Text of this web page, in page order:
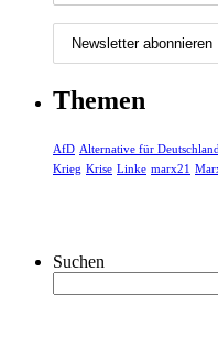
Themen
AfD Alternative für Deutschland
Krieg Krise Linke marx21
Suchen